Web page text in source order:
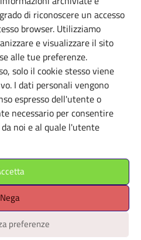
di riconoscere un accesso
browser. Utilizziamo
e visualizzare il sito
alle tue preferenze.
solo il cookie stesso viene
I dati personali vengono
espresso dell'utente o
necessario per consentire
noi e al quale l'utente
Nega
preferenze
Museo